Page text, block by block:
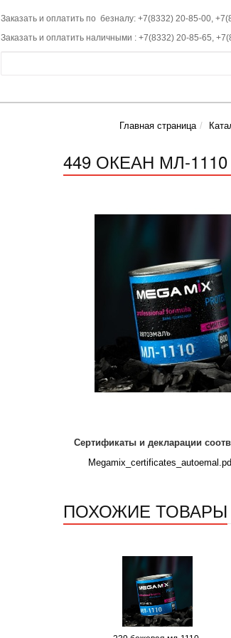
Заказать и оплатить по безналу: +7(8332) 20-85-00,
Заказать и оплатить наличными : +7(8332) 20-85-65,
Главная страница
449 ОКЕАН МЛ-
Сертификаты и декларации
ПОХОЖИЕ ТОВАРЫ